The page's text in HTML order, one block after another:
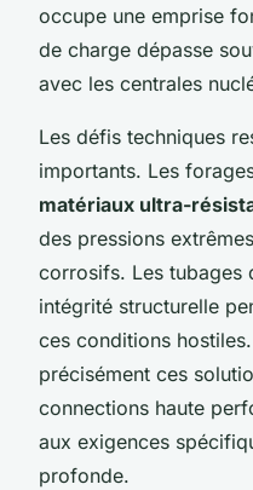
occupe une emprise
de charge dépasse
avec les centrales
Les défis techniques
importants. Les
matériaux ultra-
des pressions
corrosifs. Les tubages
intégrité structurelle
ces conditions
précisément ces
connections haute
aux exigences
profonde.